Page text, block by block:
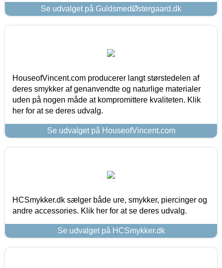
Se udvalget på GuldsmedØstergaard.dk
HouseofVincent.com producerer langt størstedelen af
deres smykker af genanvendte og naturlige materialer
uden på nogen måde at kompromittere kvaliteten. Klik
her for at se deres udvalg.
Se udvalget på HouseofVincent.com
HCSmykker.dk sælger både ure, smykker, piercinger og
andre accessories. Klik her for at se deres udvalg.
Se udvalget på HCSmykker.dk